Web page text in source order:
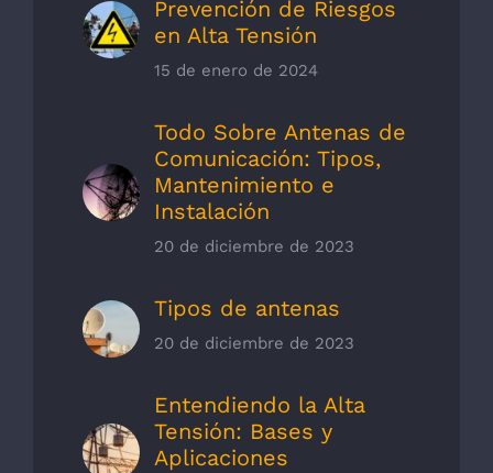
Prevención de Riesgos
en Alta Tensión
15 de enero de 2024
Todo Sobre Antenas de
Comunicación: Tipos,
Mantenimiento e
Instalación
20 de diciembre de 2023
Tipos de antenas
20 de diciembre de 2023
Entendiendo la Alta
Tensión: Bases y
Aplicaciones